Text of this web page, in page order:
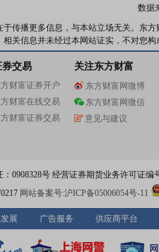
数据
传播更多信息，与本站立场无关。东
关信息并未经过本网站证实，不对您
券交易
财富证券开户
财富在线交易
财富证券交易
关注东方财富
东方财富网微博
东方财富网微信
意见与建议
0908328号 经营证券期货业务许可证编
网站备案号:沪ICP备05006054号-11
展 广告服务 供应商平台